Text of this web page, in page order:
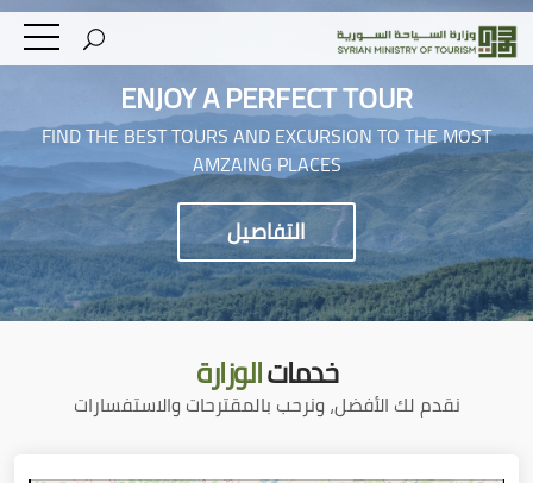
ENJOY A PERFECT TOUR
FIND THE BEST TOURS AND EXCURSION TO THE MOST
AMZAING PLACES
التفاصيل
خدماتالوزارة
نقدم لك الأفضل، ونرحب بالمقترحات والاستفسارات